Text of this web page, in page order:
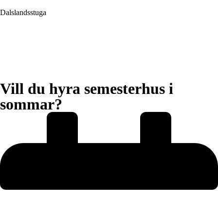
Dalslandsstuga
Vill du hyra semesterhus i
sommar?